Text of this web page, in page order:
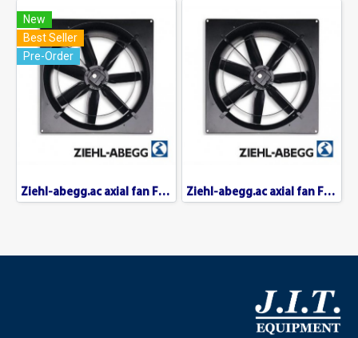
New
Best Seller
Pre-Order
Ziehl-abegg.ac axial fan FC-063 Ziehl-abegg.ac axial fan FC-091